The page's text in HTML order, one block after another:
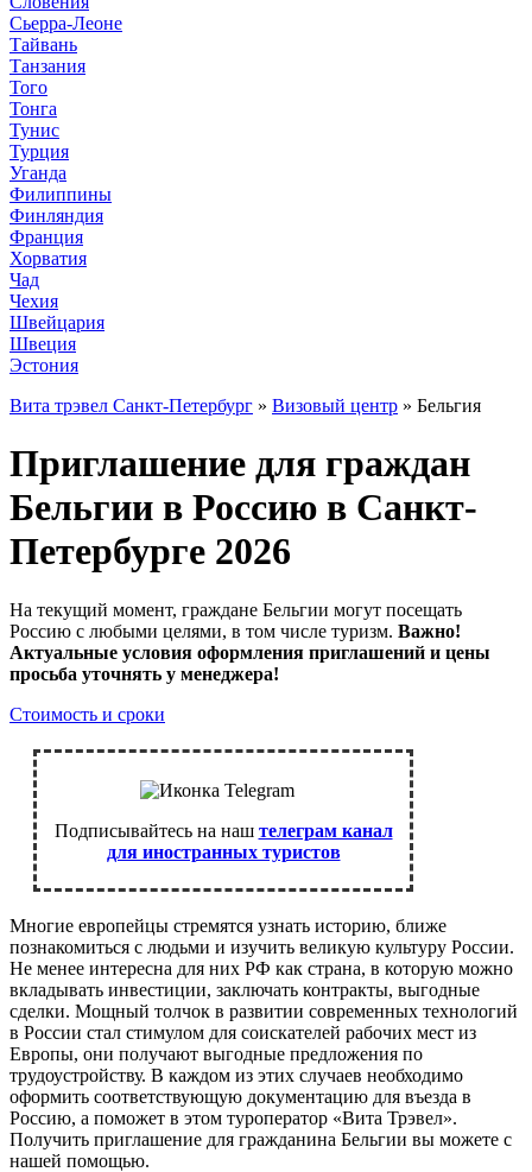
Сьерра-Леоне
Тайвань
Танзания
Того
Тонга
Тунис
Турция
Уганда
Филиппины
Финляндия
Франция
Хорватия
Чад
Чехия
Швейцария
Швеция
Эстония
Вита трэвел Санкт-Петербург » Визовый центр » Бельгия
Приглашение для граждан
Бельгии в Россию в Санкт-
Петербурге 2026
На текущий момент, граждане Бельгии могут посещать
Россию с любыми целями, в том числе туризм. Важно!
Актуальные условия оформления приглашений и цены
просьба уточнять у менеджера!
Стоимость и сроки
Подписывайтесь на наш телеграм канал
для иностранных туристов
Многие европейцы стремятся узнать историю, ближе
познакомиться с людьми и изучить великую культуру России.
Не менее интересна для них РФ как страна, в которую можно
вкладывать инвестиции, заключать контракты, выгодные
сделки. Мощный толчок в развитии современных технологий
в России стал стимулом для соискателей рабочих мест из
Европы, они получают выгодные предложения по
трудоустройству. В каждом из этих случаев необходимо
оформить соответствующую документацию для въезда в
Россию, а поможет в этом туроператор «Вита Трэвел».
Получить приглашение для гражданина Бельгии вы можете с
нашей помощью.